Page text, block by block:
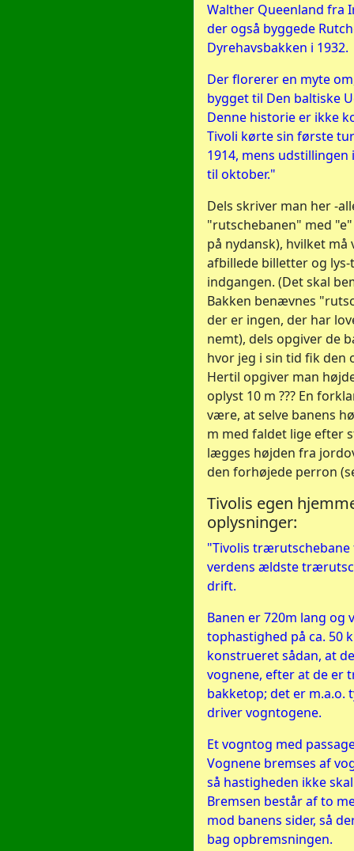
Walther Queenland fra
der også byggede
Dyrehavsbakken i 1932.
Der florerer en myte
bygget til Den baltiske
Denne historie er ikke
Tivoli kørte sin første
1914, mens
til oktober."
Dels skriver man her -
"rutschebanen" med
på nydansk), hvilket
afbillede billetter og
indgangen. (Det skal
Bakken benævnes
der er ingen, der har
nemt), dels opgiver de
hvor jeg i sin tid fik den
Hertil opgiver man
oplyst 10 m ??? En
være, at selve banens
m med faldet lige efter
lægges højden fra
den forhøjede perron
Tivolis egen
oplysninger:
"Tivolis trærutschebane
verdens ældste
drift.
Banen er 720m lang og
tophastighed på ca. 50
konstrueret sådan, at
vognene, efter at de er
bakketop; det er m.a.o.
driver vogntogene.
Et vogntog med
Vognene bremses af
så hastigheden ikke
Bremsen består af to
mod banens sider, så
bag opbremsningen.